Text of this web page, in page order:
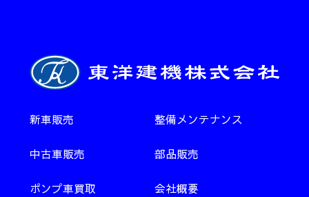
新車販売 整備メンテナンス
中古車販売 部品販売
ポンプ車買取 会社概要